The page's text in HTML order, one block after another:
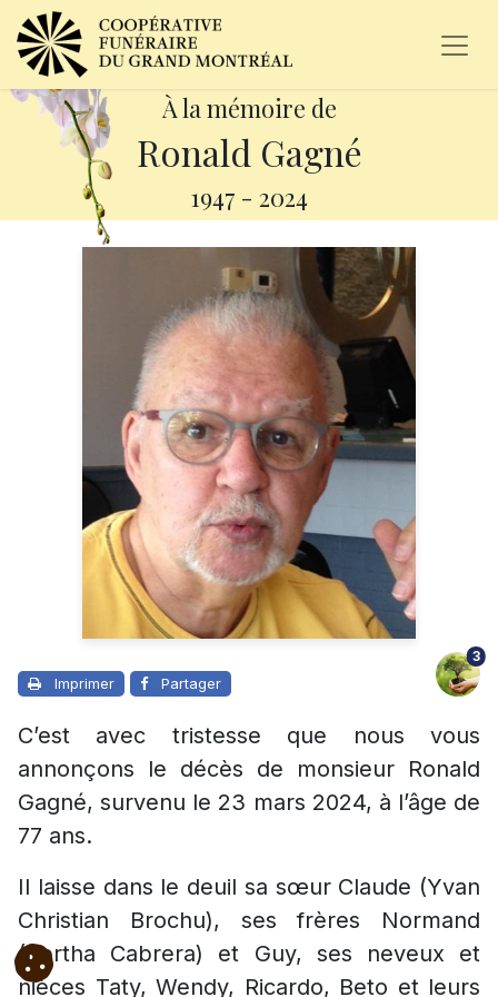
À la mémoire de
Ronald Gagné
1947 - 2024
Imprimer Partager
3
C’est avec tristesse que nous vous
annonçons le décès de monsieur Ronald
Gagné, survenu le 23 mars 2024, à l’âge de
77 ans.
Il laisse dans le deuil sa sœur Claude (Yvan
Christian Brochu), ses frères Normand
(Bertha Cabrera) et Guy, ses neveux et
nièces Taty, Wendy, Ricardo, Beto et leurs